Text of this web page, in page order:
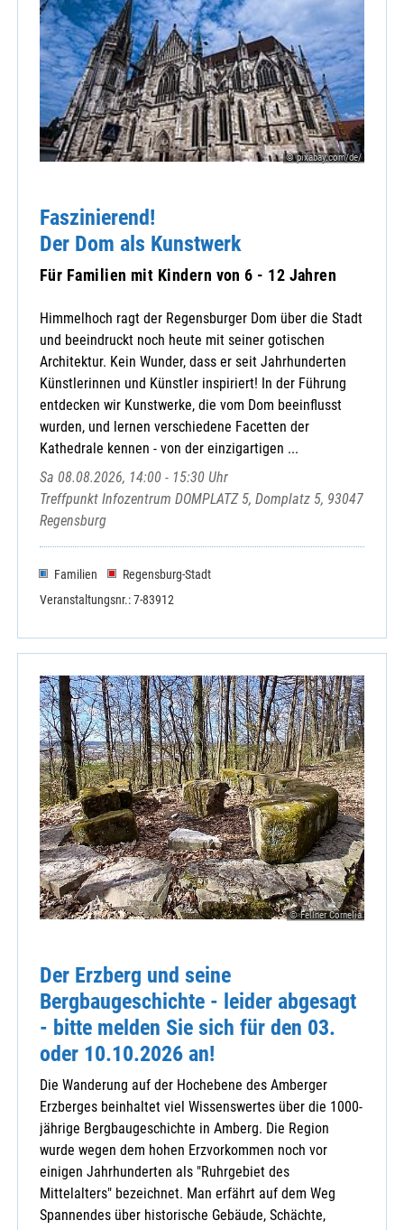
© pixabay.com/de/
Faszinierend!
Der Dom als Kunstwerk
Für Familien mit Kindern von 6 - 12 Jahren
Himmelhoch ragt der Regensburger Dom über die Stadt
und beeindruckt noch heute mit seiner gotischen
Architektur. Kein Wunder, dass er seit Jahrhunderten
Künstlerinnen und Künstler inspiriert! In der Führung
entdecken wir Kunstwerke, die vom Dom beeinflusst
wurden, und lernen verschiedene Facetten der
Kathedrale kennen - von der einzigartigen ...
Sa 08.08.2026, 14:00 - 15:30 Uhr
Treffpunkt Infozentrum DOMPLATZ 5, Domplatz 5, 93047
Regensburg
Familien
Regensburg-Stadt
Veranstaltungsnr.: 7-83912
© Fellner Cornelia
Der Erzberg und seine
Bergbaugeschichte - leider abgesagt
- bitte melden Sie sich für den 03.
oder 10.10.2026 an!
Die Wanderung auf der Hochebene des Amberger
Erzberges beinhaltet viel Wissenswertes über die 1000-
jährige Bergbaugeschichte in Amberg. Die Region
wurde wegen dem hohen Erzvorkommen noch vor
einigen Jahrhunderten als "Ruhrgebiet des
Mittelalters" bezeichnet. Man erfährt auf dem Weg
Spannendes über historische Gebäude, Schächte,